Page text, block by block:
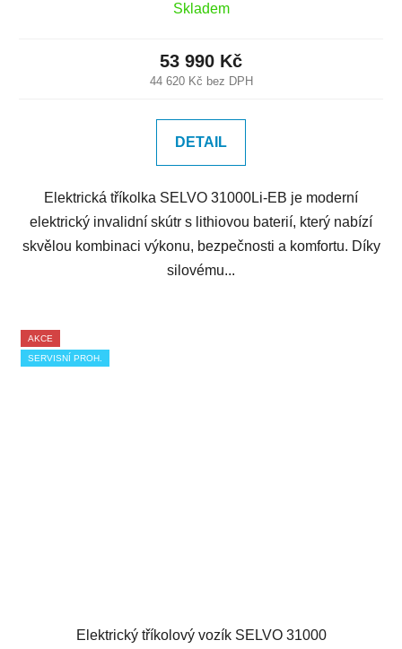
Skladem
44 620 Kč bez DPH
53 990 Kč
DETAIL
Elektrická tříkolka SELVO 31000Li-EB je moderní
elektrický invalidní skútr s lithiovou baterií, který nabízí
skvělou kombinaci výkonu, bezpečnosti a komfortu. Díky
silovému...
AKCE
SERVISNÍ PROH.
Elektrický tříkolový vozík SELVO 31000